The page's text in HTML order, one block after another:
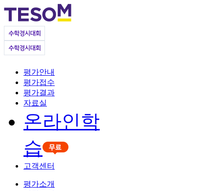
평가안내
평가접수
평가결과
자료실
온라인학
습
고객센터
평가소개